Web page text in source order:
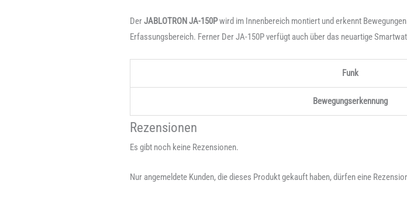
DerJABLOTRONJA-150Pwird im Innenbereich montiert und erkennt
Erfassungsbereich. Ferner Der JA-150P verfügt auch über das neuartige
Funk
Bewegungserkennung
Rezensionen
Es gibt noch keine Rezensionen.
Nur angemeldete Kunden, die dieses Produkt gekauft haben, dürfen eine